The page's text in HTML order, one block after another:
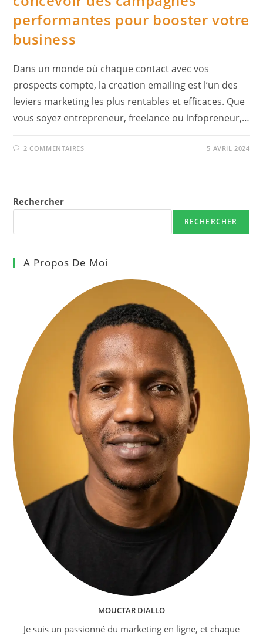
performantes pour booster votre
business
Dans un monde où chaque contact avec vos
prospects compte, la creation emailing est l’un des
leviers marketing les plus rentables et efficaces. Que
vous soyez entrepreneur, freelance ou infopreneur,…
2 COMMENTAIRES 5 AVRIL 2024
Rechercher
RECHERCHER
A Propos De Moi
MOUCTAR DIALLO
Je suis un passionné du marketing en ligne, et chaque